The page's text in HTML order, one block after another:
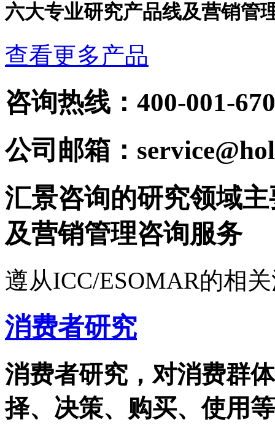
六大专业研究产品线及营销管
查看更多产品
咨询热线：400-001-
公司邮箱：
汇景咨询的研究领域
及营销管理咨询服务
遵从ICC/ESOMAR的相
消费者研究
消费者研究，对消费群
择、决策、购买、使用